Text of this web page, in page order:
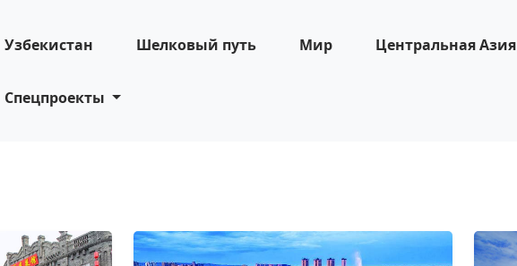
Узбекистан Шелковый путь Мир Центральная Азия
Спецпроекты